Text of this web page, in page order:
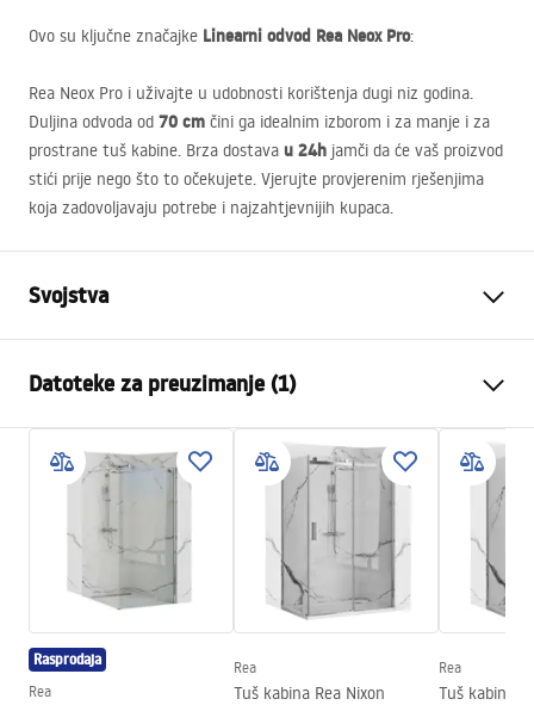
Ovo su ključne značajke Linearni odvod Rea Neox Pro:
Rea Neox Pro i uživajte u udobnosti korištenja dugi niz godina.
Duljina odvoda od 70 cm čini ga idealnim izborom i za manje i za
prostrane tuš kabine. Brza dostava u 24h jamči da će vaš proizvod
stići prije nego što to očekujete. Vjerujte provjerenim rješenjima
koja zadovoljavaju potrebe i najzahtjevnijih kupaca.
Svojstva
Tip sifona
360° rotirajući
Duljina kanalice (cm)
70
Materijal kanalice
Nehrđajući čelik AISI 304
Brushed Steel
Vrsta rešetke
Obostrana 2u1
Max. protok vode
0,45 l/s
Nano Flex
Jamstvo
120 mjeseci čelična konstrukcija,
24 mjeseca preostali elementi.
Datoteke za preuzimanje (1)
Montažne upute
LINEAR-3.pdf
Rasprodaja
Rea
Rea
Tuš kabina Rea Nixon
Rea
Tuš kabina